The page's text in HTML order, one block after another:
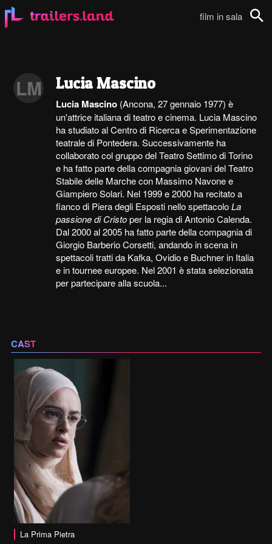
film in sala
LM Lucia Mascino
Lucia Mascino (Ancona, 27 gennaio 1977) è
un'attrice italiana di teatro e cinema. Lucia Mascino
ha studiato al Centro di Ricerca e Sperimentazione
teatrale di Pontedera. Successivamente ha
collaborato col gruppo del Teatro Settimo di Torino
e ha fatto parte della compagnia giovani del Teatro
Stabile delle Marche con Massimo Navone e
Giampiero Solari. Nel 1999 e 2000 ha recitato a
fianco di Piera degli Esposti nello spettacoloLa
passione di Cristoper la regia di Antonio Calenda.
Dal 2000 al 2005 ha fatto parte della compagnia di
Giorgio Barberio Corsetti, andando in scena in
spettacoli tratti da Kafka, Ovidio e Buchner in Italia
e in tournee europee. Nel 2001 è stata selezionata
per partecipare alla scuola...
CAST
La Prima Pietra